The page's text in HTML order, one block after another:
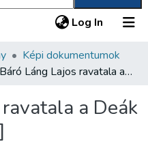
Log In (current)
Képi dokumentumok
[Báró Láng Lajos ravatala a Deák téri templomban]
a Deák